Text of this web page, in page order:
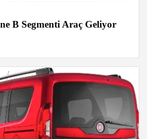
B Segmenti Araç Geliyor